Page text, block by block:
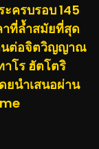
ครบรอบ 145
าที่ล้ำสมัยที่สุด
นต่อจิตวิญญาณ
โร ฮัตโตริ
นำเสนอผ่าน